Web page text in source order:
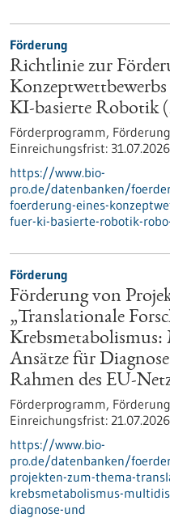
Förderung
Richtlinie zur
KI-basierte Robotik
Förderprogramm,
Einreichungsfrist: 31.07.2026
https://www.bio-
pro.de/datenbanken/
foerderung-eines-
fuer-ki-basierte-robotik-
Förderung
Förderung von
„Translationale
Ansätze für
Rahmen des EU-
Förderprogramm,
Einreichungsfrist: 21.07.2026
https://www.bio-
pro.de/datenbanken/
projekten-zum-thema-
krebsmetabolismus-
diagnose-und